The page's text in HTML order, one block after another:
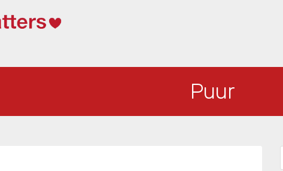
Puur